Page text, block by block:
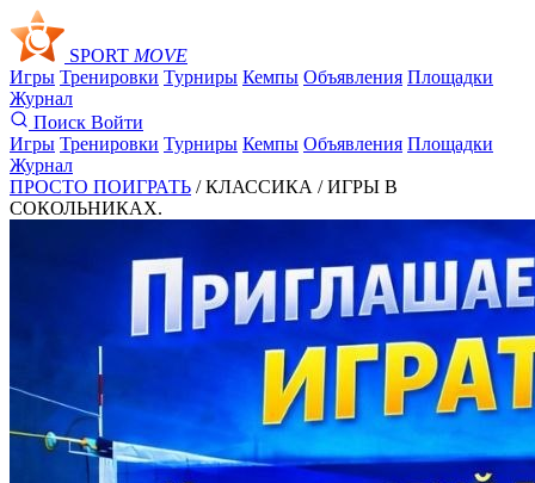
SPORT MOVE
Игры Тренировки Турниры Кемпы Объявления Площадки
Журнал
Поиск Войти
Игры Тренировки Турниры Кемпы Объявления Площадки
Журнал
ПРОСТО ПОИГРАТЬ / КЛАССИКА /ИГРЫ В
СОКОЛЬНИКАХ.